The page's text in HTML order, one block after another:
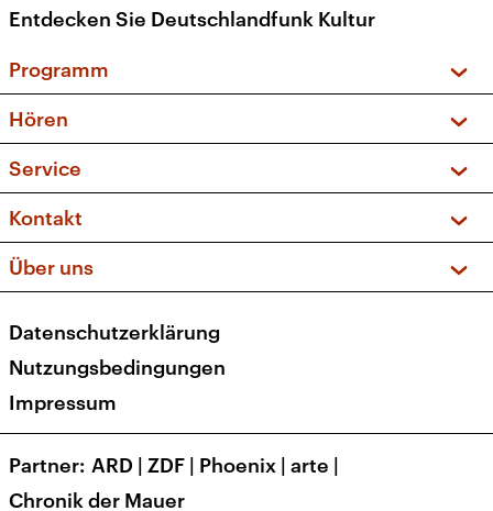
Entdecken Sie Deutschlandfunk Kultur
Programm
Sendungen und Podcasts
Musikliste
Kakadu – Das Kinderprogramm
Hören
Frequenzen (UKW + DAB+)
Service
FAQ
Apps
Newsletter
Veranstaltungen
Kontakt
Social Media
Über uns
Presse
Karriere
Transparenz
Datenschutzerklärung
Nutzungsbedingungen
Impressum
Partner ARD | ZDF | Phoenix | arte |
Chronik der Mauer